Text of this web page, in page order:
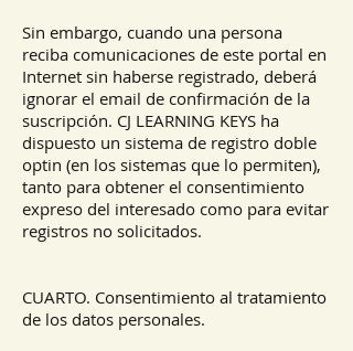
Sin embargo, cuando una persona
reciba comunicaciones de este portal en
Internet sin haberse registrado, deberá
ignorar el email de confirmación de la
suscripción. CJ LEARNING KEYS ha
dispuesto un sistema de registro doble
optin (en los sistemas que lo permiten),
tanto para obtener el consentimiento
expreso del interesado como para evitar
registros no solicitados.
CUARTO. Consentimiento al tratamiento
de los datos personales.